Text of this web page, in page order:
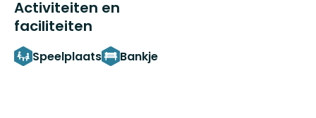
Activiteiten en
faciliteiten
Speelplaats Bankje